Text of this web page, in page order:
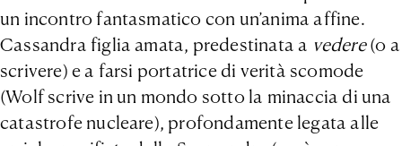
un incontro fantasmatico con un’anima affine.
Cassandra figlia amata, predestinata a vedere(o a
scrivere) e a farsi portatrice di verità scomode
(Wolf scrive in un mondo sotto la minaccia di una
catastrofe nucleare), profondamente legata alle